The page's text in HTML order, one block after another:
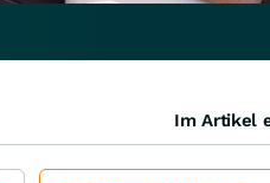
Im Artikel